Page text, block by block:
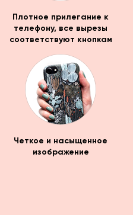
Плотное прилегание к
телефону, все вырезы
соответствуют кнопкам
Четкое и насыщенное
изображение